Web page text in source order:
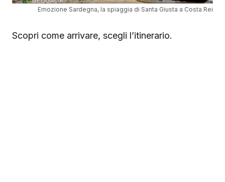
Emozione Sardegna, la spiaggia di Santa Giusta a Costa Rei
Scopri come arrivare, scegli l’itinerario.